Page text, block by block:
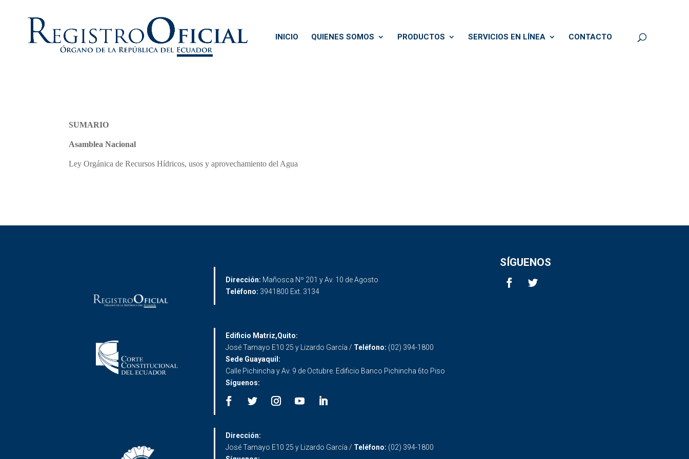
INICIO QUIENES SOMOS PRODUCTOS SERVICIOS EN LÍNEA CONTACTO
SUMARIO
Asamblea Nacional
Ley Orgánica de Recursos Hídricos, usos y aprovechamiento del Agua
Dirección: Mañosca Nº 201 y Av. 10 de Agosto
Teléfono: 3941800 Ext. 3134
SÍGUENOS
Edificio Matriz,Quito:
José Tamayo E10 25 y Lizardo García / Teléfono: (02) 394-1800
Sede Guayaquil:
Calle Pichincha y Av. 9 de Octubre. Edificio Banco Pichincha 6to Piso
Síguenos:
Dirección:
José Tamayo E10 25 y Lizardo García / Teléfono: (02) 394-1800